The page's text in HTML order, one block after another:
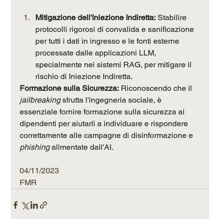
Mitigazione dell'Iniezione Indiretta: Stabilire
protocolli rigorosi di convalida e sanificazione
per tutti i dati in ingresso e le fonti esterne
processate dalle applicazioni LLM,
specialmente nei sistemi RAG, per mitigare il
rischio di Iniezione Indiretta.
Formazione sulla Sicurezza: Riconoscendo che il
jailbreaking sfrutta l'ingegneria sociale, è
essenziale fornire formazione sulla sicurezza ai
dipendenti per aiutarli a individuare e rispondere
correttamente alle campagne di disinformazione e
phishing alimentate dall'AI.
04/11/2023
FMR